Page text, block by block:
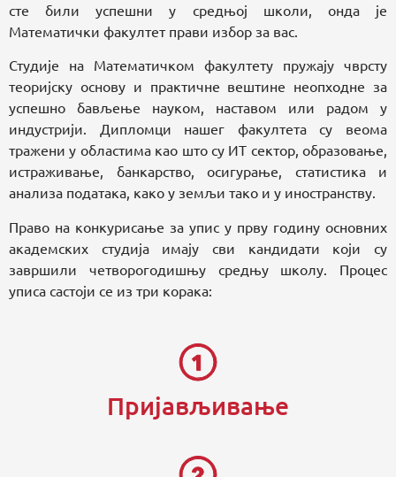
сте били успешни у средњој школи, онда је
Математички факултет прави избор за вас.
Студије на Математичком факултету пружају чврсту
теоријску основу и практичне вештине неопходне за
успешно бављење науком, наставом или радом у
индустрији. Дипломци нашег факултета су веома
тражени у областима као што су ИТ сектор, образовање,
истраживање, банкарство, осигурање, статистика и
анализа података, како у земљи тако и у иностранству.
Право на конкурисање за упис у прву годину основних
академских студија имају сви кандидати који су
завршили четворогодишњу средњу школу. Процес
уписа састоји се из три корака:
Пријављивање